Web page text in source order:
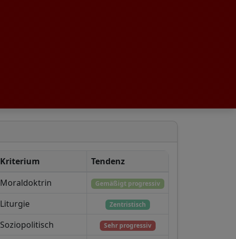
Kriterium
Tendenz
Moraldoktrin
Gemäßigt progressiv
Liturgie Zentristisch
Soziopolitisch Sehr progressiv